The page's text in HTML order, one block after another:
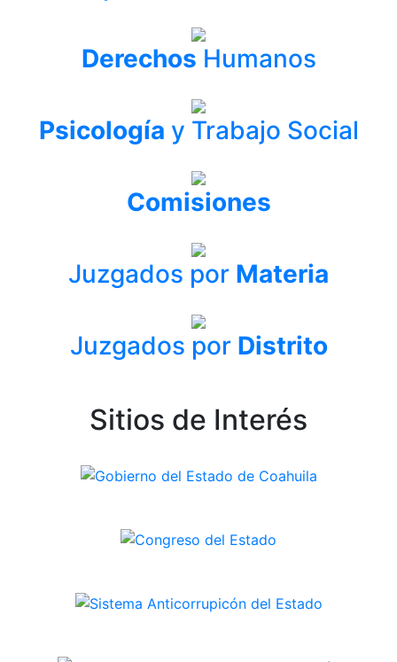
Derechos Humanos
Psicología y Trabajo Social
Comisiones
Juzgados por Materia
Juzgados por Distrito
Sitios de Interés